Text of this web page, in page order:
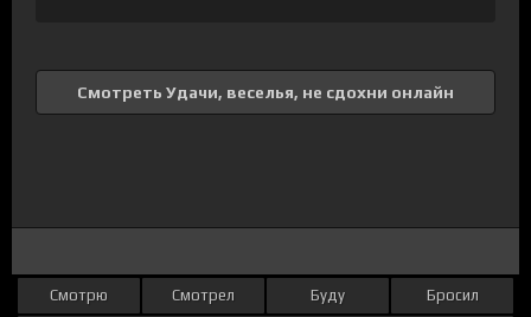
Смотреть Удачи, веселья, не сдохни онлайн
Смотрю Смотрел Буду Бросил